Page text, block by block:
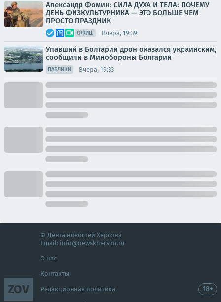
Александр Фомин: СИЛА ДУХА И ТЕЛА: ПОЧЕМУ
ДЕНЬ ФИЗКУЛЬТУРНИКА — ЭТО БОЛЬШЕ ЧЕМ
ПРОСТО ПРАЗДНИК
ОФИЦ. Вчера, 19:39
Упавший в Болгарии дрон оказался украинским,
сообщили в Минобороны Болгарии
ПАБЛИКИ Вчера, 19:33
ZOV
© Лента новостей Херсона
Email: info@newskherson.ru
О нас
Контакты
Редакционная политика 18+